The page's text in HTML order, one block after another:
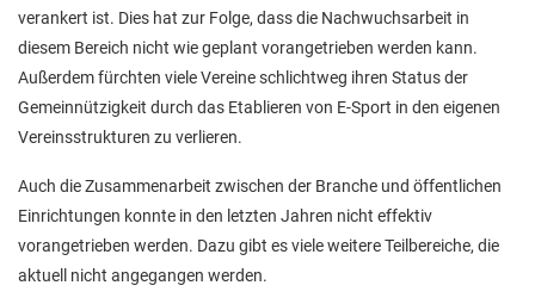
verankert ist. Dies hat zur Folge, dass die Nachwuchsarbeit in
diesem Bereich nicht wie geplant vorangetrieben werden kann.
Außerdem fürchten viele Vereine schlichtweg ihren Status der
Gemeinnützigkeit durch das Etablieren von E-Sport in den eigenen
Vereinsstrukturen zu verlieren.
Auch die Zusammenarbeit zwischen der Branche und öffentlichen
Einrichtungen konnte in den letzten Jahren nicht effektiv
vorangetrieben werden. Dazu gibt es viele weitere Teilbereiche, die
aktuell nicht angegangen werden.